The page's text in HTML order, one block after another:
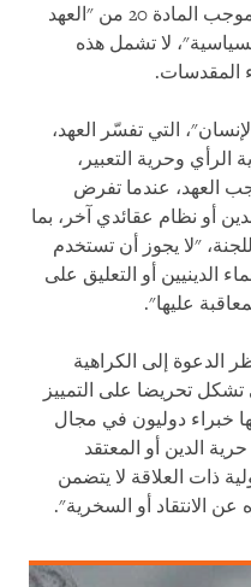
على التمييز أو العداوة أو العنف" بموجب المادة 20 من "العهد
لا تشمل هذه
المقدسات.
التي تفسّر العهد،
رقم 34 بشأن حرية الرأي وحرية التعبير،
العهد، عندما تفرض
أو نظام عقائدي آخر، بما
"لا يجوز أن تستخدم
الدينيين أو التعليق على
عليها".
الدعوة إلى الكراهية
تشكل تحريضا على التمييز
خبراء دوليون في مجال
الدين أو المعتقد
ذات العلاقة لا يتضمن
الانتقاد أو السخرية".